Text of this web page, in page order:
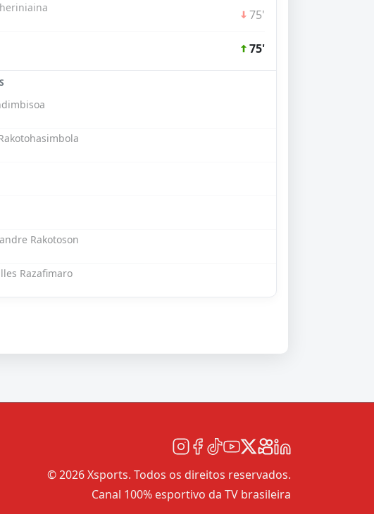
75'
75'
Rakotoson
Razafimaro
© 2026 Xsports. Todos os direitos reservados.
Canal 100% esportivo da TV brasileira